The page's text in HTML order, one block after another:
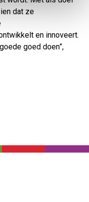
dat ze
en innoveert.
goed doen”,